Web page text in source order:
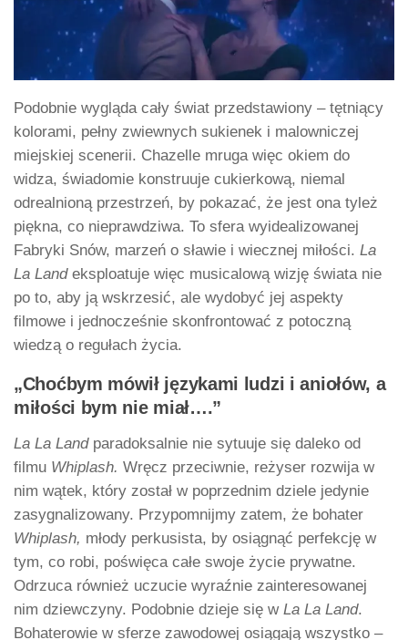
Podobnie wygląda cały świat przedstawiony – tętniący
kolorami, pełny zwiewnych sukienek i malowniczej
miejskiej scenerii. Chazelle mruga więc okiem do
widza, świadomie konstruuje cukierkową, niemal
odrealnioną przestrzeń, by pokazać, że jest ona tyleż
piękna, co nieprawdziwa. To sfera wyidealizowanej
Fabryki Snów, marzeń o sławie i wiecznej miłości. La
La Landeksploatuje więc musicalową wizję świata nie
po to, aby ją wskrzesić, ale wydobyć jej aspekty
filmowe i jednocześnie skonfrontować z potoczną
wiedzą o regułach życia.
„Choćbym mówił językami ludzi i aniołów, a
miłości bym nie miał….”
La La Landparadoksalnie nie sytuuje się daleko od
filmu Whiplash. Wręcz przeciwnie, reżyser rozwija w
nim wątek, który został w poprzednim dziele jedynie
zasygnalizowany. Przypomnijmy zatem, że bohater
Whiplash, młody perkusista, by osiągnąć perfekcję w
tym, co robi, poświęca całe swoje życie prywatne.
Odrzuca również uczucie wyraźnie zainteresowanej
nim dziewczyny. Podobnie dzieje się w La La Land.
Bohaterowie w sferze zawodowej osiągają wszystko –